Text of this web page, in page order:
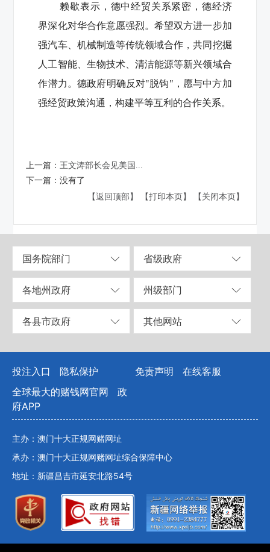
赖歇表示，德中经贸关系紧密，德经济
界深化对华合作意愿强烈。希望双方进一步加
强汽车、机械制造等传统领域合作，共同挖掘
人工智能、生物技术、清洁能源等新兴领域合
作潜力。德政府明确反对"脱钩"，愿与中方加
强经贸政策沟通，构建平等互利的合作关系。
上一篇： 王文涛部长会见美国...
下一篇：没有了
【返回顶部】
【打印本页】 【关闭本页】
国务院部门 省级政府
各地州政府 州级部门
各县市政府 其他网站
投注入口 隐私保护 免责声明
在线客服
全球最大的赌钱网官网
政
府APP
主办：澳门十大正规网赌网址
承办：澳门十大正规网赌网址综合保障中心
地址：新疆昌吉市延安北路54号